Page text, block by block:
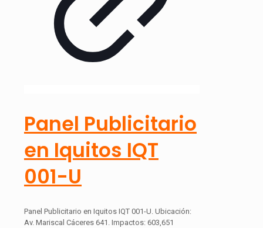
Panel Publicitario
en Iquitos IQT
001-U
Panel Publicitario en Iquitos IQT 001-U. Ubicación:
Av. Mariscal Cáceres 641. Impactos: 603,651